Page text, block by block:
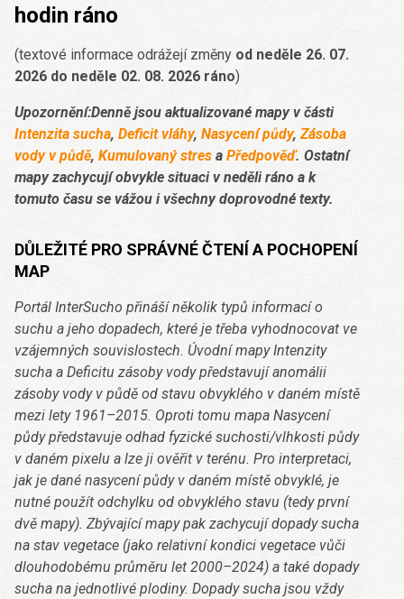
hodin ráno
(textové informace odrážejí změny od neděle 26. 07.
2026 do neděle 02. 08. 2026 ráno)
Upozornění:Denně jsou aktualizované mapy v části
Intenzita sucha, Deficit vláhy, Nasycení půdy, Zásoba
vody v půdě, Kumulovaný stres a Předpověď. Ostatní
mapy zachycují obvykle situaci v neděli ráno a k
tomuto času se vážou i všechny doprovodné texty.
DŮLEŽITÉ PRO SPRÁVNÉ ČTENÍ A POCHOPENÍ
MAP
Portál InterSucho přináší několik typů informací o
suchu a jeho dopadech, které je třeba vyhodnocovat ve
vzájemných souvislostech. Úvodní mapy Intenzity
sucha a Deficitu zásoby vody představují anomálii
zásoby vody v půdě od stavu obvyklého v daném místě
mezi lety 1961–2015. Oproti tomu mapa Nasycení
půdy představuje odhad fyzické suchosti/vlhkosti půdy
v daném pixelu a lze ji ověřit v terénu. Pro interpretaci,
jak je dané nasycení půdy v daném místě obvyklé, je
nutné použít odchylku od obvyklého stavu (tedy první
dvě mapy). Zbývající mapy pak zachycují dopady sucha
na stav vegetace (jako relativní kondici vegetace vůči
dlouhodobému průměru let 2000–2024) a také dopady
sucha na jednotlivé plodiny. Dopady sucha jsou vždy